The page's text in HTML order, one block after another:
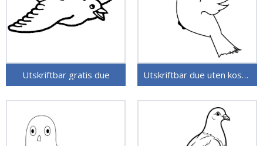
Utskriftbar gratis due Utskriftbar due uten kostnad